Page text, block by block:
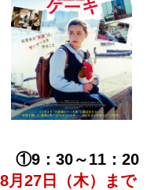
①9：30～11：20
8月27日（木）まで